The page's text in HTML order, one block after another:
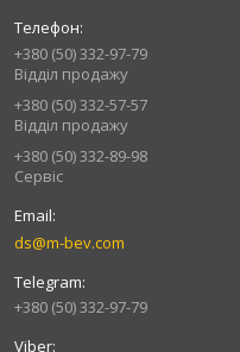
+380 (50) 332-97-79
Відділ продажу
+380 (50) 332-57-57
Відділ продажу
+380 (50) 332-89-98
Сервіс
ds@m-bev.com
+380 (50) 332-97-79